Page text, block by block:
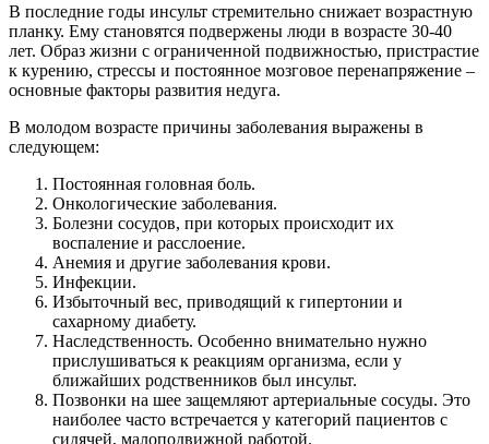
В последние годы инсульт стремительно снижает возрастную
планку. Ему становятся подвержены люди в возрасте 30-40
лет. Образ жизни с ограниченной подвижностью, пристрастие
к курению, стрессы и постоянное мозговое перенапряжение –
основные факторы развития недуга.
В молодом возрасте причины заболевания выражены в
следующем:
Постоянная головная боль.
Онкологические заболевания.
Болезни сосудов, при которых происходит их
воспаление и расслоение.
Анемия и другие заболевания крови.
Инфекции.
Избыточный вес, приводящий к гипертонии и
сахарному диабету.
Наследственность. Особенно внимательно нужно
прислушиваться к реакциям организма, если у
ближайших родственников был инсульт.
Позвонки на шее защемляют артериальные сосуды. Это
наиболее часто встречается у категорий пациентов с
сидячей, малоподвижной работой.